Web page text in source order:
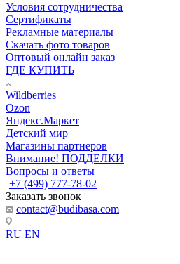
Условия сотрудничества
Сертификаты
Рекламные материалы
Скачать фото товаров
Оптовый онлайн заказ
ГДЕ КУПИТЬ
Wildberries
Ozon
Яндекс.Маркет
Детский мир
Магазины партнеров
Внимание! ПОДДЕЛКИ
Вопросы и ответы
+7 (499) 777-78-02
Заказать звонок
contact@budibasa.com
RU EN